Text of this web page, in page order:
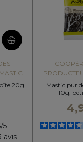
20g
/5 -
avis
Mastic pur
10g,